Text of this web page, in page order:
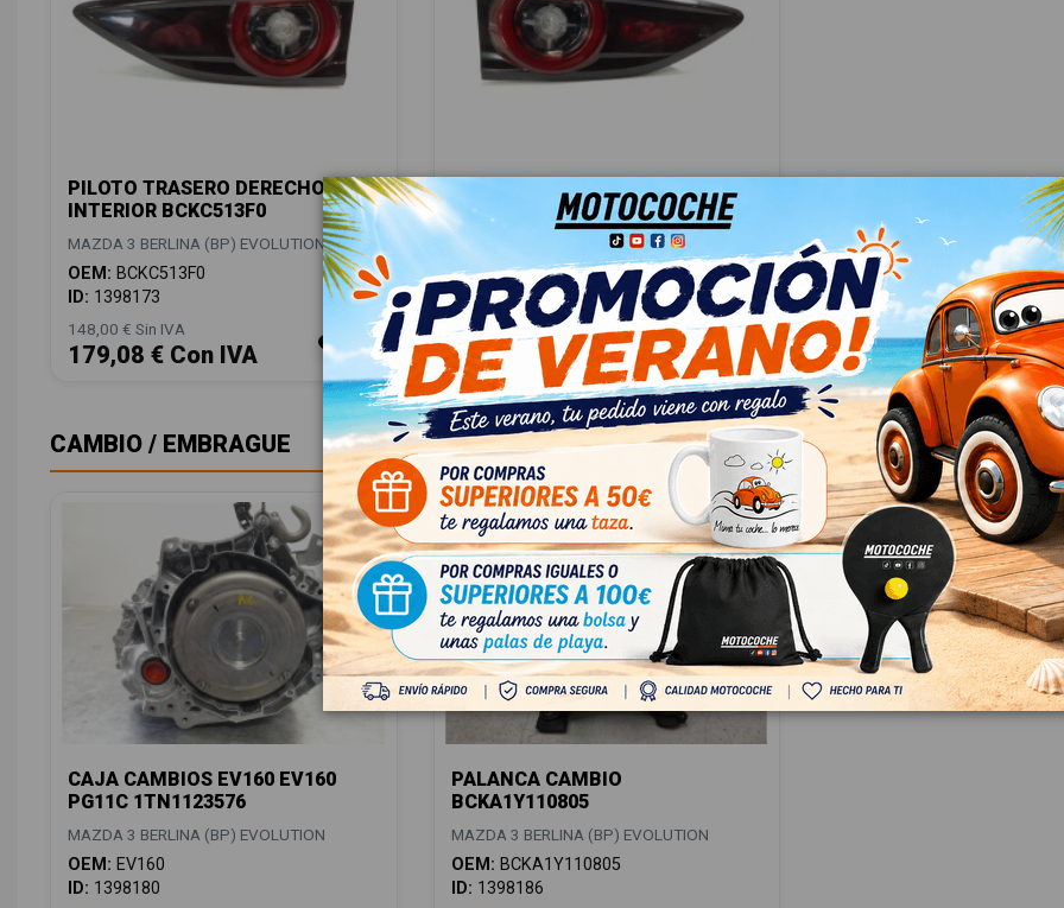
PILOTO TRASERO DERECHO
INTERIOR BCKC513F0
MAZDA 3 BERLINA (BP) EVOLUTION
OEM: BCKC513F0
ID: 1398173
148,00 € Sin IVA
179,08 € Con IVA
PILOTO TRASERO IZQUIERDO
INTERIOR BCKC513G0
MAZDA 3 BERLINA (BP) EVOLUTION
OEM:BCKC513G0
ID:1398176
148,00 € Sin IVA
179,08 € Con IVA
CAMBIO / EMBRAGUE
CAJA CAMBIOS EV160 EV160
PG11C 1TN1123576
MAZDA 3 BERLINA (BP) EVOLUTION
OEM: EV160
ID: 1398180
PALANCA CAMBIO
BCKA1Y110805
MAZDA 3 BERLINA (BP) EVOLUTION
OEM: BCKA1Y110805
ID: 1398186